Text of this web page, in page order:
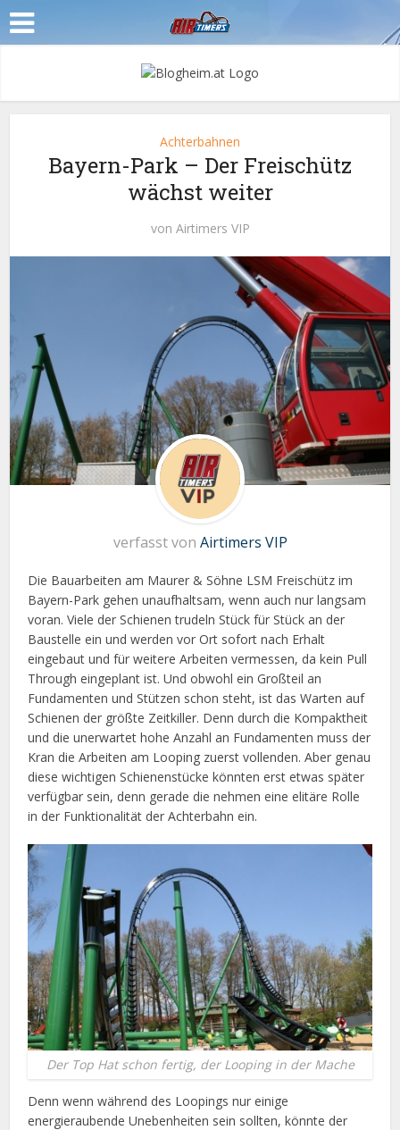
Achterbahnen
Bayern-Park – Der Freischütz
wächst weiter
von Airtimers VIP
verfasst von Airtimers VIP
Die Bauarbeiten am Maurer & Söhne LSM Freischütz im
Bayern-Park gehen unaufhaltsam, wenn auch nur langsam
voran. Viele der Schienen trudeln Stück für Stück an der
Baustelle ein und werden vor Ort sofort nach Erhalt
eingebaut und für weitere Arbeiten vermessen, da kein Pull
Through eingeplant ist. Und obwohl ein Großteil an
Fundamenten und Stützen schon steht, ist das Warten auf
Schienen der größte Zeitkiller. Denn durch die Kompaktheit
und die unerwartet hohe Anzahl an Fundamenten muss der
Kran die Arbeiten am Looping zuerst vollenden. Aber genau
diese wichtigen Schienenstücke könnten erst etwas später
verfügbar sein, denn gerade die nehmen eine elitäre Rolle
in der Funktionalität der Achterbahn ein.
Der Top Hat schon fertig, der Looping in der Mache
Denn wenn während des Loopings nur einige
energieraubende Unebenheiten sein sollten, könnte der